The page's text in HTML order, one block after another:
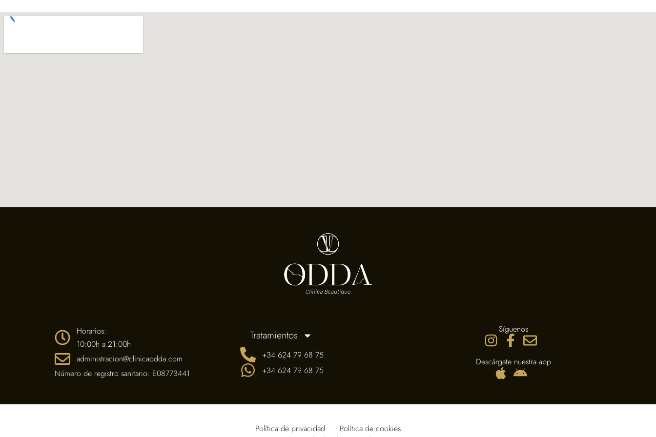
Horarios:
10:00h a 21:00h
administracion@clinicaodda.com
Número de registro sanitario: E08773441
Tratamientos
+34 624 79 68 75
+34 624 79 68 75
Síguenos
Descárgate nuestra app
Política de privacidad
Política de cookies